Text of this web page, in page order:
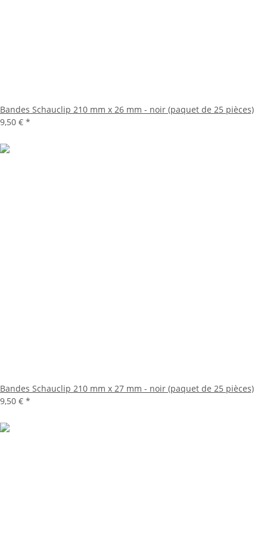
Bandes Schauclip 210 mm x 26 mm - noir (paquet de 25 pièces)
9,50 € *
Bandes Schauclip 210 mm x 27 mm - noir (paquet de 25 pièces)
9,50 € *